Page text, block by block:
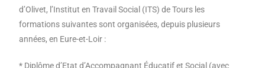
d’Olivet, l’Institut en Travail Social (ITS) de Tours les
formations suivantes sont organisées, depuis plusieurs
années, en Eure-et-Loir :
* Diplôme d’Etat d’Accompagnant Éducatif et Social (avec